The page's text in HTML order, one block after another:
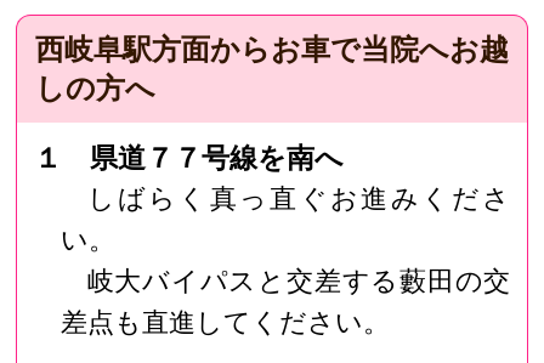
西岐阜駅方面からお車で当院へお越
しの方へ
１ 県道７７号線を南へ
しばらく真っ直ぐお進みくださ
い。
岐大バイパスと交差する藪田の交
差点も直進してください。